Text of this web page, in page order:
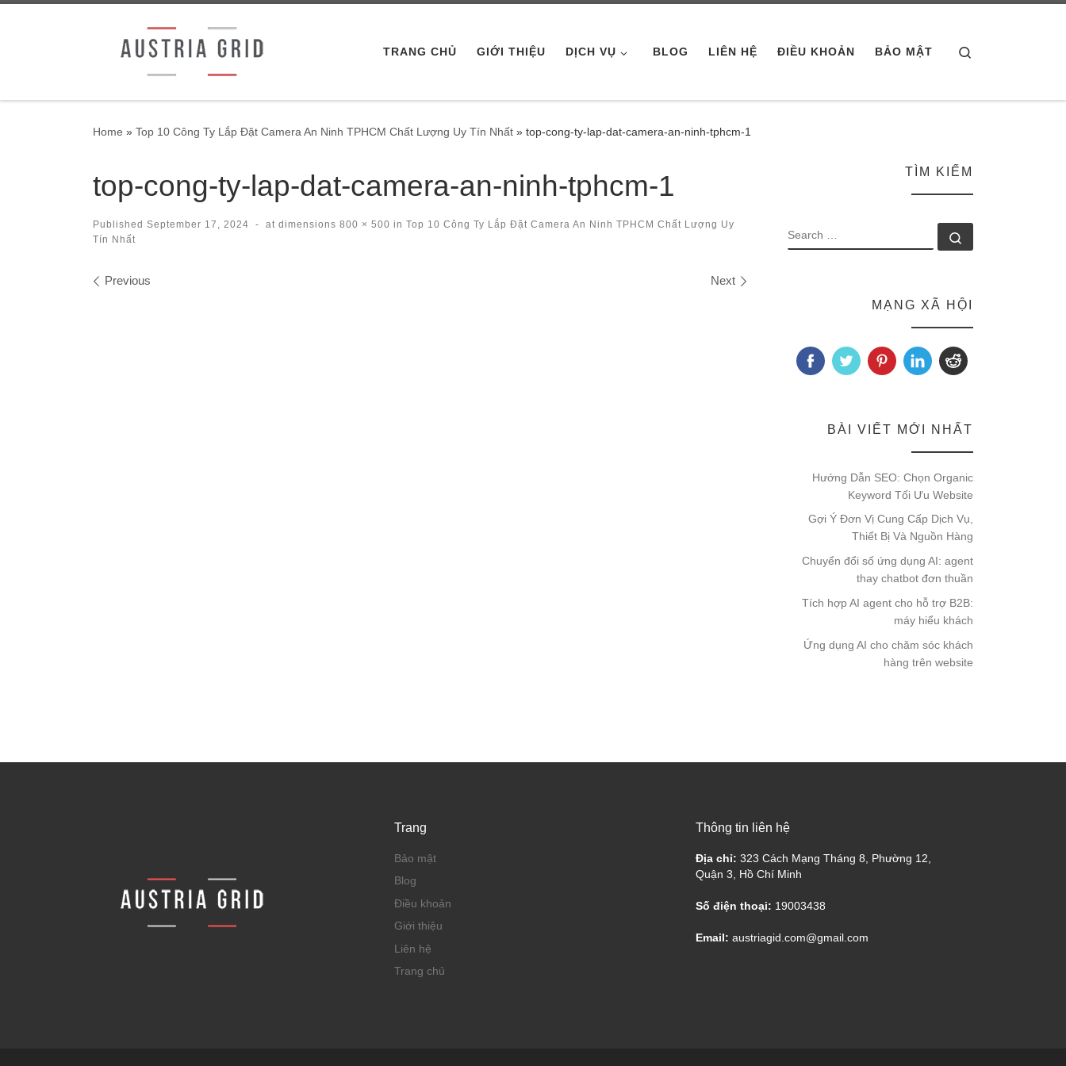
TRANG CHỦ GIỚI THIỆU DỊCH VỤ BLOG LIÊN HỆ ĐIỀU KHOẢN BẢO MẬT
Home » Top 10 Công Ty Lắp Đặt Camera An Ninh TPHCM Chất Lượng Uy Tín Nhất » top-cong-ty-lap-dat-camera-an-ninh-tphcm-1
top-cong-ty-lap-dat-camera-an-ninh-tphcm-1
Published September 17, 2024 - at dimensions 800 × 500 in Top 10 Công Ty Lắp Đặt Camera An Ninh TPHCM Chất Lượng Uy
Tín Nhất
Images navigation
Previous Next
TÌM KIẾM
SEARCH
MẠNG XÃ HỘI
BÀI VIẾT MỚI NHẤT
Hướng Dẫn SEO: Chọn Organic
Keyword Tối Ưu Website
Gợi Ý Đơn Vị Cung Cấp Dịch Vụ,
Thiết Bị Và Nguồn Hàng
Chuyển đổi số ứng dụng AI: agent
thay chatbot đơn thuần
Tích hợp AI agent cho hỗ trợ B2B:
máy hiểu khách
Ứng dụng AI cho chăm sóc khách
hàng trên website
Trang
Bảo mật
Blog
Điều khoản
Giới thiệu
Liên hệ
Trang chủ
Thông tin liên hệ
Địa chỉ: 323 Cách Mạng Tháng 8, Phường 12,
Quận 3, Hồ Chí Minh
Số điện thoại: 19003438
Email: austriagid.com@gmail.com